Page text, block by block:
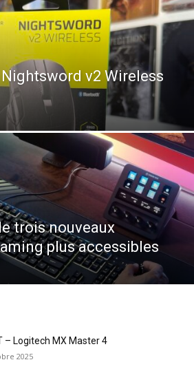
v2 Wireless
trois nouveaux
plus accessibles
– Logitech MX Master 4
2025